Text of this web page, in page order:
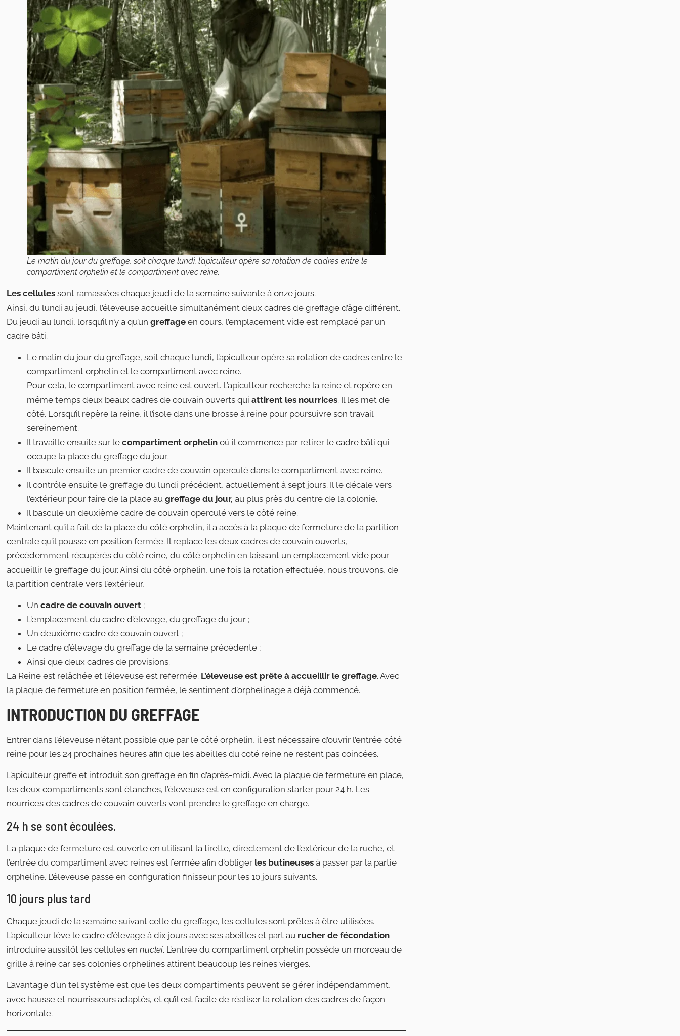
Le matin du jour du greffage, soit chaque lundi, l’apiculteur opère sa rotation de cadres entre le
compartiment orphelin et le compartiment avec reine.
Les cellules sont ramassées chaque jeudi de la semaine suivante à onze jours.
Ainsi, du lundi au jeudi, l’éleveuse accueille simultanément deux cadres de greffage d’âge différent.
Du jeudi au lundi, lorsqu’il n’y a qu’un greffage en cours, l’emplacement vide est remplacé par un
cadre bâti.
Le matin du jour du greffage, soit chaque lundi, l’apiculteur opère sa rotation de cadres entre le
compartiment orphelin et le compartiment avec reine.
Pour cela, le compartiment avec reine est ouvert. L’apiculteur recherche la reine et repère en
même temps deux beaux cadres de couvain ouverts qui attirent les nourrices. Il les met de
côté. Lorsqu’il repère la reine, il l’isole dans une brosse à reine pour poursuivre son travail
sereinement.
Il travaille ensuite sur le compartiment orphelin où il commence par retirer le cadre bâti qui
occupe la place du greffage du jour.
Il bascule ensuite un premier cadre de couvain operculé dans le compartiment avec reine.
Il contrôle ensuite le greffage du lundi précédent, actuellement à sept jours. Il le décale vers
l’extérieur pour faire de la place au greffage du jour, au plus près du centre de la colonie.
Il bascule un deuxième cadre de couvain operculé vers le côté reine.
Maintenant qu’il a fait de la place du côté orphelin, il a accès à la plaque de fermeture de la partition
centrale qu’il pousse en position fermée. Il replace les deux cadres de couvain ouverts,
précédemment récupérés du côté reine, du côté orphelin en laissant un emplacement vide pour
accueillir le greffage du jour. Ainsi du côté orphelin, une fois la rotation effectuée, nous trouvons, de
la partition centrale vers l’extérieur,
Un cadre de couvain ouvert ;
L’emplacement du cadre d’élevage, du greffage du jour ;
Un deuxième cadre de couvain ouvert ;
Le cadre d’élevage du greffage de la semaine précédente ;
Ainsi que deux cadres de provisions.
La Reine est relâchée et l’éleveuse est refermée. L’éleveuse est prête à accueillir le greffage. Avec
la plaque de fermeture en position fermée, le sentiment d’orphelinage a déjà commencé.
INTRODUCTION DU GREFFAGE
Entrer dans l’éleveuse n’étant possible que par le côté orphelin, il est nécessaire d’ouvrir l’entrée côté
reine pour les 24 prochaines heures afin que les abeilles du coté reine ne restent pas coincées.
L’apiculteur greffe et introduit son greffage en fin d’après-midi. Avec la plaque de fermeture en place,
les deux compartiments sont étanches, l’éleveuse est en configuration starter pour 24 h. Les
nourrices des cadres de couvain ouverts vont prendre le greffage en charge.
24 h se sont écoulées.
La plaque de fermeture est ouverte en utilisant la tirette, directement de l’extérieur de la ruche, et
l’entrée du compartiment avec reines est fermée afin d’obliger les butineuses à passer par la partie
orpheline. L’éleveuse passe en configuration finisseur pour les 10 jours suivants.
10 jours plus tard
Chaque jeudi de la semaine suivant celle du greffage, les cellules sont prêtes à être utilisées.
L’apiculteur lève le cadre d’élevage à dix jours avec ses abeilles et part au rucher de fécondation
introduire aussitôt les cellules en nuclei. L’entrée du compartiment orphelin possède un morceau de
grille à reine car ses colonies orphelines attirent beaucoup les reines vierges.
L’avantage d’un tel système est que les deux compartiments peuvent se gérer indépendamment,
avec hausse et nourrisseurs adaptés, et qu’il est facile de réaliser la rotation des cadres de façon
horizontale.